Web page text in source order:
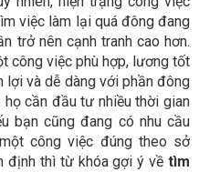
việc làm lại quá đông đang
trở nên cạnh tranh cao hơn.
công việc phù hợp, lương tốt
lợi và dễ dàng với phần đông
cần đầu tư nhiều thời gian
bạn cũng đang có nhu cầu
công việc đúng theo sở
định thì từ khóa gợi ý về tìm